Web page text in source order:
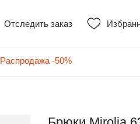
Отследить заказ
Распродажа -50%